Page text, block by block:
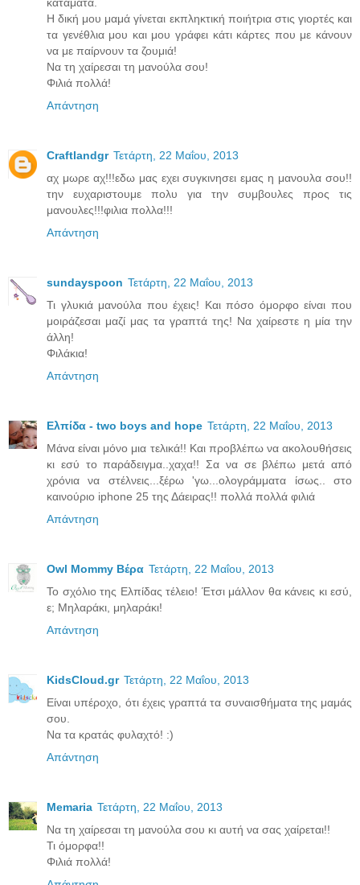
κατάματα.
Η δική μου μαμά γίνεται εκπληκτική ποιήτρια στις γιορτές και
τα γενέθλια μου και μου γράφει κάτι κάρτες που με κάνουν
να με παίρνουν τα ζουμιά!
Να τη χαίρεσαι τη μανούλα σου!
Φιλιά πολλά!
Απάντηση
Craftlandgr Τετάρτη, 22 Μαΐου, 2013
αχ μωρε αχ!!!εδω μας εχει συγκινησει εμας η μανουλα σου!!
την ευχαριστουμε πολυ για την συμβουλες προς τις
μανουλες!!!φιλια πολλα!!!
Απάντηση
sundayspoon Τετάρτη, 22 Μαΐου, 2013
Τι γλυκιά μανούλα που έχεις! Και πόσο όμορφο είναι που
μοιράζεσαι μαζί μας τα γραπτά της! Να χαίρεστε η μία την
άλλη!
Φιλάκια!
Απάντηση
Ελπίδα - two boys and hope Τετάρτη, 22 Μαΐου, 2013
Μάνα είναι μόνο μια τελικά!! Και προβλέπω να ακολουθήσεις
κι εσύ το παράδειγμα..χαχα!! Σα να σε βλέπω μετά από
χρόνια να στέλνεις...ξέρω 'γω...ολογράμματα ίσως.. στο
καινούριο iphone 25 της Δάειρας!! πολλά πολλά φιλιά
Απάντηση
Owl Mommy Βέρα Τετάρτη, 22 Μαΐου, 2013
Το σχόλιο της Ελπίδας τέλειο! Έτσι μάλλον θα κάνεις κι εσύ,
ε; Μηλαράκι, μηλαράκι!
Απάντηση
KidsCloud.gr Τετάρτη, 22 Μαΐου, 2013
Είναι υπέροχο, ότι έχεις γραπτά τα συναισθήματα της μαμάς
σου.
Να τα κρατάς φυλαχτό! :)
Απάντηση
Memaria Τετάρτη, 22 Μαΐου, 2013
Να τη χαίρεσαι τη μανούλα σου κι αυτή να σας χαίρεται!!
Τι όμορφα!!
Φιλιά πολλά!